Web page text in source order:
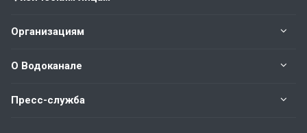
Организациям
О Водоканале
Пресс-служба